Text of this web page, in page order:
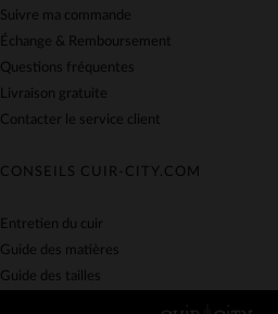
Suivre ma commande
Échange & Remboursement
Questions fréquentes
Livraison gratuite
Contacter le service client
CONSEILS CUIR-CITY.COM
Entretien du cuir
Guide des matières
Guide des tailles